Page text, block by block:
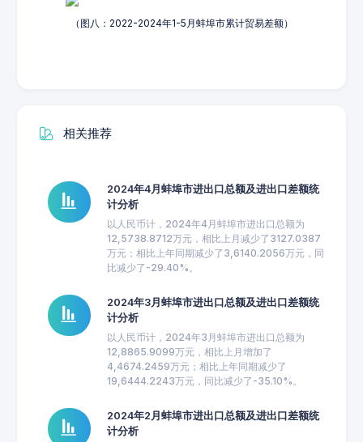
（图八：2022-2024年1-5月蚌埠市累计贸易差额）
相关推荐
2024年4月蚌埠市进出口总额及进出口差额统
计分析
以人民币计，2024年4月蚌埠市进出口总额为
12,5738.8712万元，相比上月减少了3127.0387
万元；相比上年同期减少了3,6140.2056万元，同
比减少了-29.40%。
2024年3月蚌埠市进出口总额及进出口差额统
计分析
以人民币计，2024年3月蚌埠市进出口总额为
12,8865.9099万元，相比上月增加了
4,4674.2459万元；相比上年同期减少了
19,6444.2243万元，同比减少了-35.10%。
2024年2月蚌埠市进出口总额及进出口差额统
计分析